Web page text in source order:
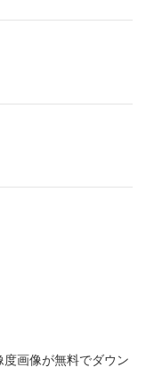
画像が無料でダウン